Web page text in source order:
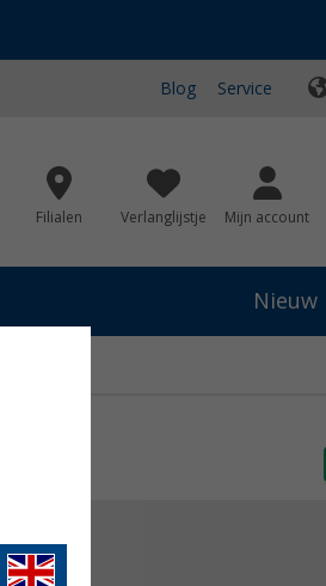
Blog Service
Filialen Verlanglijstje Mijn account
Nieuw